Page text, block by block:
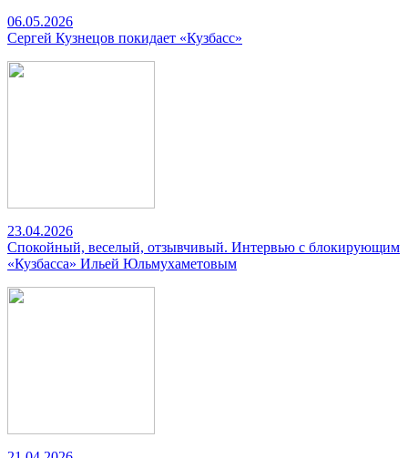
06.05.2026
Сергей Кузнецов покидает «Кузбасс»
23.04.2026
Спокойный, веселый, отзывчивый. Интервью с блокирующим
«Кузбасса» Ильей Юльмухаметовым